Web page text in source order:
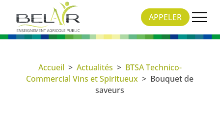
APPELER
Accueil > Actualités > BTSA Technico-
Commercial Vins et Spiritueux > Bouquet de
saveurs